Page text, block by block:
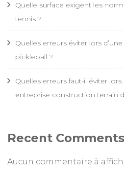
Quelle surface exigent les
tennis ?
Quelles erreurs éviter lors
pickleball ?
Quelles erreurs faut-il éviter lors
entreprise construction terrain
Recent Comments
Aucun commentaire à